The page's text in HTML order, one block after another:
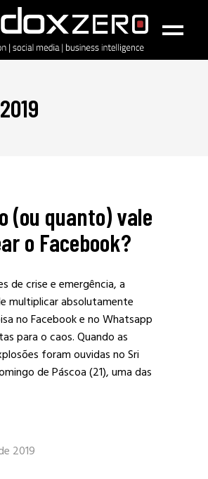
(ou quanto) vale
o Facebook?
de crise e emergência, a
multiplicar absolutamente
no Facebook e no Whatsapp
para o caos. Quando as
foram ouvidas no Sri
de Páscoa (21), uma das
2019